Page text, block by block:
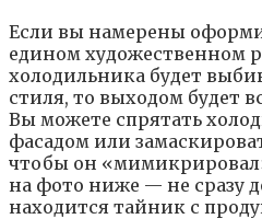
Если вы намерены
едином художественном
холодильника будет
стиля, то выходом будет
Вы можете спрятать
фасадом или
чтобы он
на фото ниже — не сразу
находится тайник с